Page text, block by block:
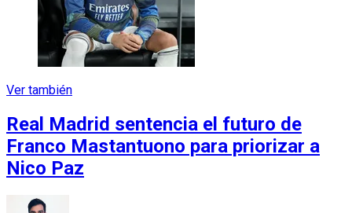
Ver también
Real Madrid sentencia el futuro de
Franco Mastantuono para priorizar a
Nico Paz